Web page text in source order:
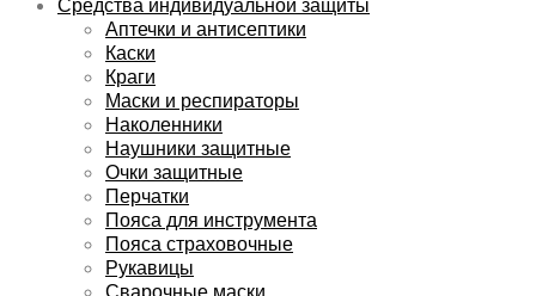
Аптечки и антисептики
Каски
Краги
Маски и респираторы
Наколенники
Наушники защитные
Очки защитные
Перчатки
Пояса для инструмента
Пояса страховочные
Рукавицы
Сварочные маски